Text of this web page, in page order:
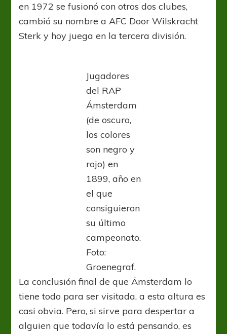
en 1972 se fusionó con otros dos clubes,
cambió su nombre a AFC Door Wilskracht
Sterk y hoy juega en la tercera división.
Jugadores
del RAP
Ámsterdam
(de oscuro,
los colores
son negro y
rojo) en
1899, año en
el que
consiguieron
su último
campeonato.
Foto:
Groenegraf.
La conclusión final de que Ámsterdam lo
tiene todo para ser visitada, a esta altura es
casi obvia. Pero, si sirve para despertar a
alguien que todavía lo está pensando, es